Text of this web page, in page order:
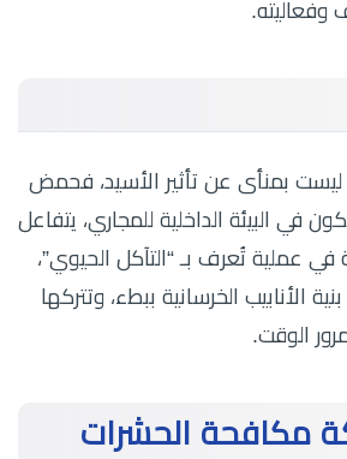
ليست بمنأى عن تأثير الأسيد، فحمض
في البيئة الداخلية للمجاري، يتفاعل
عملية تُعرف بـ “التآكل الحيوي”،
الأنابيب الخرسانية ببطء، وتتركها
الوقت.
مكافحة الحشرات